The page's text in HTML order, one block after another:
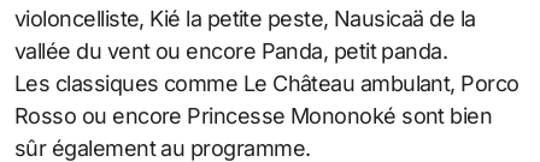
violoncelliste, Kié la petite peste, Nausicaä de la
vallée du vent ou encore Panda, petit panda.
Les classiques comme Le Château ambulant, Porco
Rosso ou encore Princesse Mononoké sont bien
sûr également au programme.